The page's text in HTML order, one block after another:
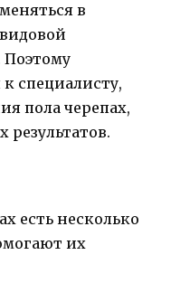
в
Поэтому
специалисту,
пола черепах,
результатов.
есть несколько
их